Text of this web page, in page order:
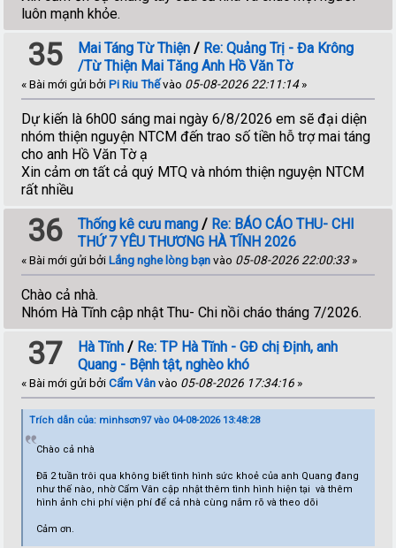
luôn mạnh khỏe.
35 Mai Táng Từ Thiện / Re: Quảng Trị - Đa Krông
/Từ Thiện Mai Tăng Anh Hồ Văn Tờ
« Bài mới gửi bởiPi Riu Thế vào 05-08-2026 22:11:14»
Dự kiến là 6h00 sáng mai ngày 6/8/2026 em sẽ đại diện
nhóm thiện nguyện NTCM đến trao số tiền hỗ trợ mai táng
cho anh Hồ Văn Tờ ạ
Xin cảm ơn tất cả quý MTQ và nhóm thiện nguyện NTCM
rất nhiều
36 Thống kê cưu mang / Re: BÁO CÁO THU- CHI
THỨ 7 YÊU THƯƠNG HÀ TĨNH 2026
« Bài mới gửi bởiLắng nghe lòng bạn vào 05-08-2026 22:00:33»
Chào cả nhà.
Nhóm Hà Tĩnh cập nhật Thu- Chi nồi cháo tháng 7/2026.
37 Hà Tĩnh / Re: TP Hà Tĩnh - GĐ chị Định, anh
Quang - Bệnh tật, nghèo khó
« Bài mới gửi bởiCẩm Vân vào 05-08-2026 17:34:16»
Trích dẫn của: minhsơn97 vào 04-08-2026 13:48:28
Chào cả nhà
Đã 2 tuần trôi qua không biết tình hình sức khoẻ của anh Quang đang
như thế nào, nhờ Cẩm Vân cập nhật thêm tình hình hiện tại và thêm
hình ảnh chi phí viện phí để cả nhà cùng nắm rõ và theo dõi
Cảm ơn.